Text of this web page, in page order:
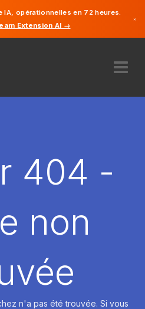
IA, opérationnelles en 72 heures.
Extension AI →
×
404 -
non
n'a pas été trouvée. Si vous